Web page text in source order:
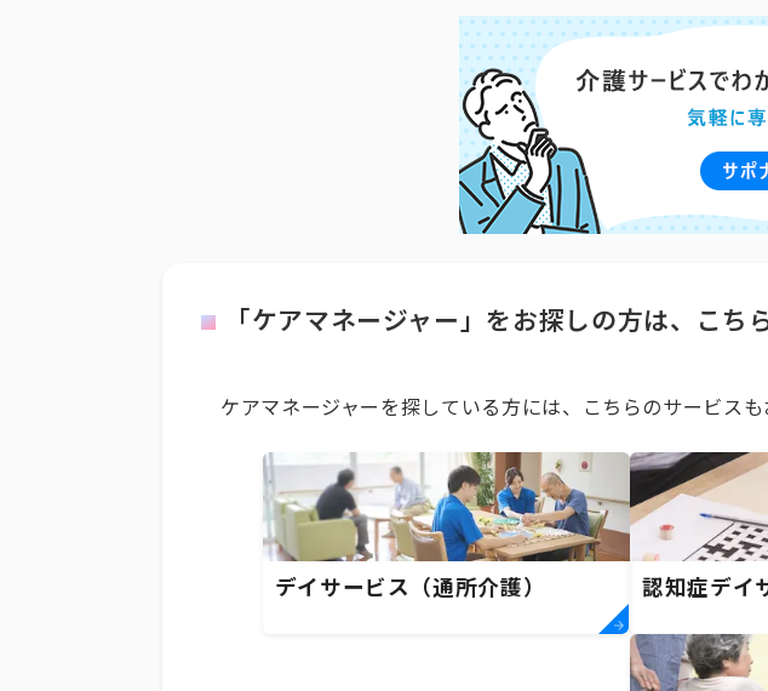
「ケアマネージャー」をお探しの方は、こち
ケアマネージャーを探している方には、こちらのサービスも
デイサービス（通所介護） 認知症デイ